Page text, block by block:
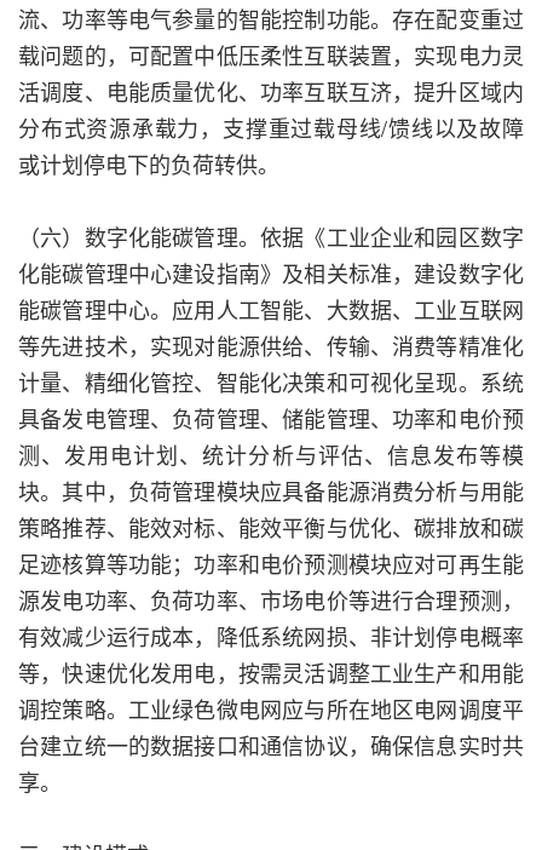
流、功率等电气参量的智能控制功能。存在配变重过
载问题的，可配置中低压柔性互联装置，实现电力灵
活调度、电能质量优化、功率互联互济，提升区域内
分布式资源承载力，支撑重过载母线/馈线以及故障
或计划停电下的负荷转供。
（六）数字化能碳管理。依据《工业企业和园区数字
化能碳管理中心建设指南》及相关标准，建设数字化
能碳管理中心。应用人工智能、大数据、工业互联网
等先进技术，实现对能源供给、传输、消费等精准化
计量、精细化管控、智能化决策和可视化呈现。系统
具备发电管理、负荷管理、储能管理、功率和电价预
测、发用电计划、统计分析与评估、信息发布等模
块。其中，负荷管理模块应具备能源消费分析与用能
策略推荐、能效对标、能效平衡与优化、碳排放和碳
足迹核算等功能；功率和电价预测模块应对可再生能
源发电功率、负荷功率、市场电价等进行合理预测，
有效减少运行成本，降低系统网损、非计划停电概率
等，快速优化发用电，按需灵活调整工业生产和用能
调控策略。工业绿色微电网应与所在地区电网调度平
台建立统一的数据接口和通信协议，确保信息实时共
享。